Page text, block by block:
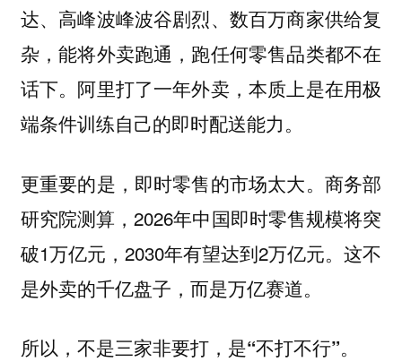
达、高峰波峰波谷剧烈、数百万商家供给复
杂，能将外卖跑通，跑任何零售品类都不在
话下。阿里打了一年外卖，本质上是在用极
端条件训练自己的即时配送能力。
更重要的是，即时零售的市场太大。商务部
研究院测算，2026年中国即时零售规模将突
破1万亿元，2030年有望达到2万亿元。这不
是外卖的千亿盘子，而是万亿赛道。
所以， 不是三家非要打，是“不打不行”。